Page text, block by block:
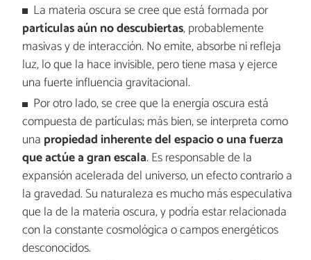
La materia oscura se cree que está formada por
partículas aún no descubiertas, probablemente
masivas y de interacción. No emite, absorbe ni refleja
luz, lo que la hace invisible, pero tiene masa y ejerce
una fuerte influencia gravitacional.
Por otro lado, se cree que la energía oscura está
compuesta de partículas; más bien, se interpreta como
una propiedad inherente del espacio o una fuerza
que actúe a gran escala. Es responsable de la
expansión acelerada del universo, un efecto contrario a
la gravedad. Su naturaleza es mucho más especulativa
que la de la materia oscura, y podría estar relacionada
con la constante cosmológica o campos energéticos
desconocidos.